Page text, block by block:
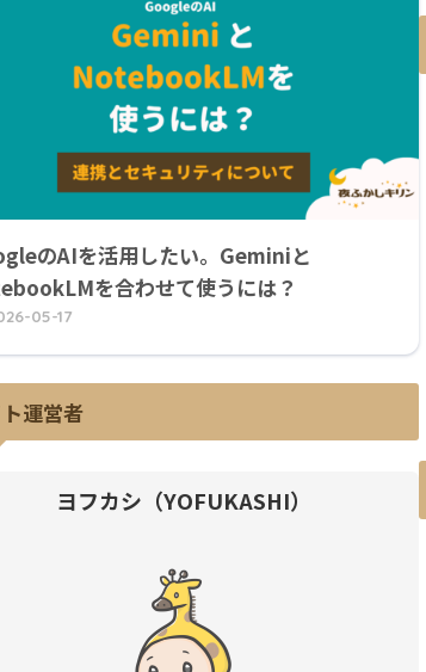
のAIを活用したい。Geminiと
を合わせて使うには？
05-17
運営者
ヨフカシ（YOFUKASHI）